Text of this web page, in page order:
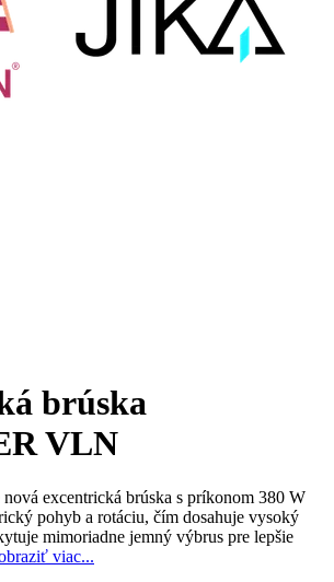
brúska
VLN
excentrická brúska s príkonom 380 W
pohyb a rotáciu, čím dosahuje vysoký
mimoriadne jemný výbrus pre lepšie
viac...